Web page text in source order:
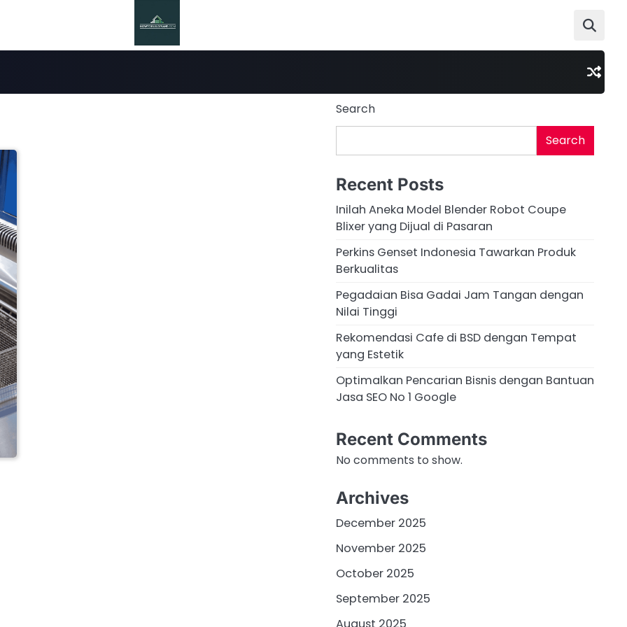
Search
Search
Recent Posts
Inilah Aneka Model Blender Robot Coupe
Blixer yang Dijual di Pasaran
Perkins Genset Indonesia Tawarkan Produk
Berkualitas
Pegadaian Bisa Gadai Jam Tangan dengan
Nilai Tinggi
Rekomendasi Cafe di BSD dengan Tempat
yang Estetik
Optimalkan Pencarian Bisnis dengan Bantuan
Jasa SEO No 1 Google
Recent Comments
No comments to show.
Archives
December 2025
November 2025
October 2025
September 2025